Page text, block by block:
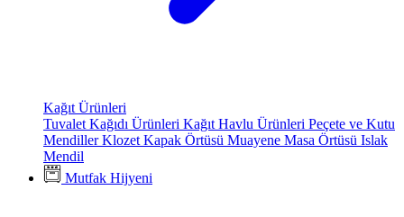
Kağıt Ürünleri
Tuvalet Kağıdı Ürünleri Kağıt Havlu Ürünleri Peçete ve Kutu
MendillerKlozet Kapak Örtüsü Muayene Masa Örtüsü Islak
Mendil
Mutfak Hijyeni